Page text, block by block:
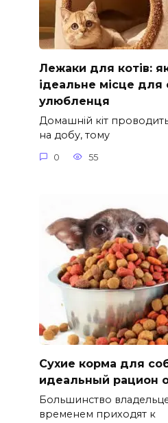
Лежаки для котів:
ідеальне місце для
улюбленця
Домашній кіт
на добу, тому
0 55
Сухие корма для
идеальный рацион
Большинство
временем приходят к